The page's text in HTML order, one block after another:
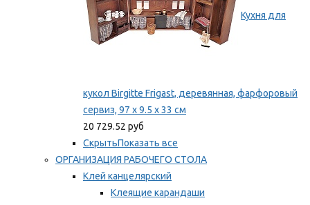
Кухня для
кукол Birgitte Frigast, деревянная, фарфоровый
сервиз, 97 x 9.5 x 33 см
20 729.52 руб
СкрытьПоказать все
ОРГАНИЗАЦИЯ РАБОЧЕГО СТОЛА
Клей канцелярский
Клеящие карандаши